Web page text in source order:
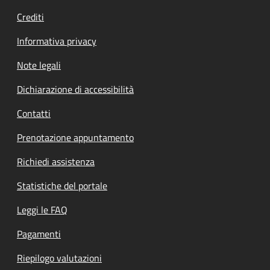
Crediti
Informativa privacy
Note legali
Dichiarazione di accessibilità
Contatti
Prenotazione appuntamento
Richiedi assistenza
Statistiche del portale
Leggi le FAQ
Pagamenti
Riepilogo valutazioni